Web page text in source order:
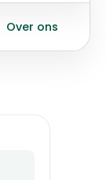
Over ons